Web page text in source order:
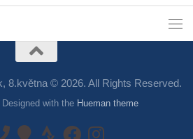
8.května © 2026. All Rights Reserved.
Designed with the Hueman theme